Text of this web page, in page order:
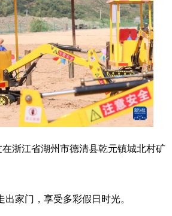
创 量子 体育
画 健康 军事
视频 图片 政务
文件 金融 汽车
居 信息化 数字经济
江省湖州市德清县乾元镇城北村矿
家门，享受多彩假日时光。